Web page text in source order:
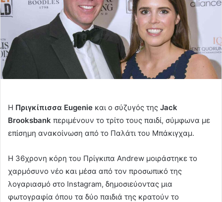
Η Πριγκίπισσα Eugenie και ο σύζυγός της Jack
Brooksbank περιμένουν το τρίτο τους παιδί, σύμφωνα με
επίσημη ανακοίνωση από το Παλάτι του Μπάκιγχαμ.
Η 36χρονη κόρη του Πρίγκιπα Andrew μοιράστηκε το
χαρμόσυνο νέο και μέσα από τον προσωπικό της
λογαριασμό στο Instagram, δημοσιεύοντας μια
φωτογραφία όπου τα δύο παιδιά της κρατούν το